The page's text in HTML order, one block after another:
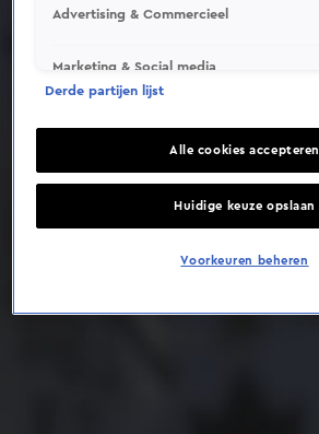
Advertising & Commercieel
Marketing & Social media
Derde partijen lijst
Alle cookies accepteren
Huidige keuze opslaan
Voorkeuren beheren